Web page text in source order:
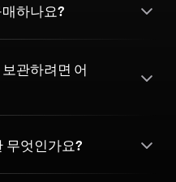
하나요?
관하려면 어
무엇인가요?